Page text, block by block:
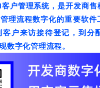
户管理系统，是开发商售
理流程数字化的重要软件
户来访接待登记，到分
数字化管理流程。